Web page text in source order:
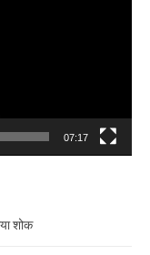
07:17
शोक